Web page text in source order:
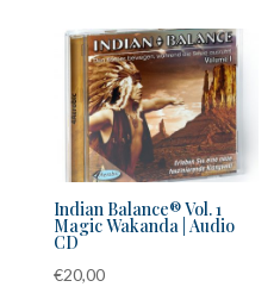
Indian Balance® Vol. 1
Magic Wakanda | Audio
CD
€20,00